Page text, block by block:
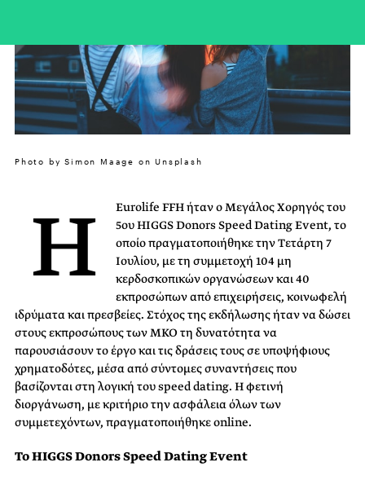
Photo by Simon Maage on Unsplash
Η
Eurolife FFH ήταν ο Μεγάλος Χορηγός του
5ου HIGGS Donors Speed Dating Event, το
οποίο πραγματοποιήθηκε την Τετάρτη 7
Ιουλίου, με τη συμμετοχή 104 μη
κερδοσκοπικών οργανώσεων και 40
εκπροσώπων από επιχειρήσεις, κοινωφελή
ιδρύματα και πρεσβείες. Στόχος της εκδήλωσης ήταν να δώσει
στους εκπροσώπους των ΜΚΟ τη δυνατότητα να
παρουσιάσουν το έργο και τις δράσεις τους σε υποψήφιους
χρηματοδότες, μέσα από σύντομες συναντήσεις που
βασίζονται στη λογική του speed dating. Η φετινή
διοργάνωση, με κριτήριο την ασφάλεια όλων των
συμμετεχόντων, πραγματοποιήθηκε online.
Το HIGGS Donors Speed Dating Event